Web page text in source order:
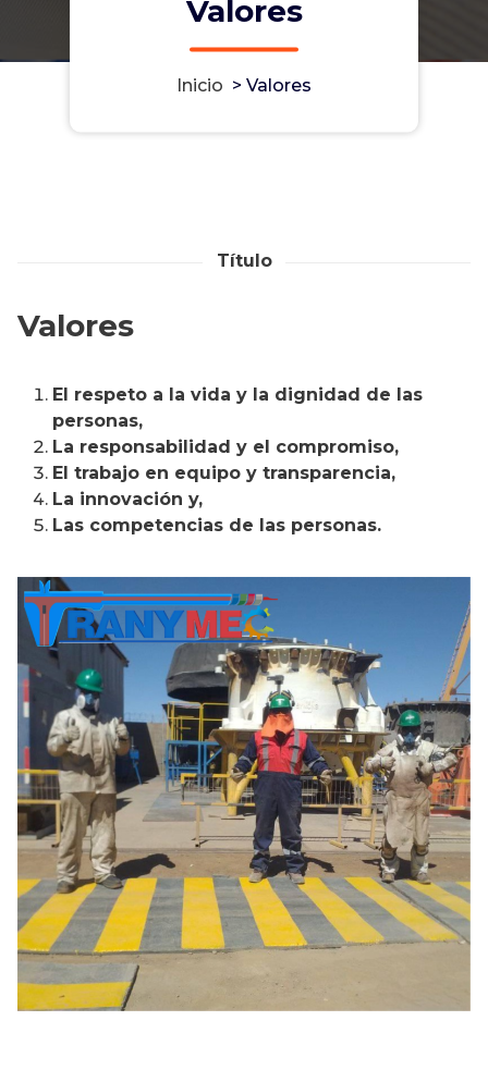
Valores
Inicio > Valores
Título
Valores
El respeto a la vida y la dignidad de las
personas,
La responsabilidad y el compromiso,
El trabajo en equipo y transparencia,
La innovación y,
Las competencias de las personas.